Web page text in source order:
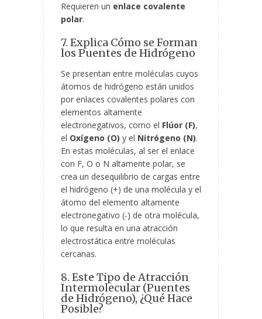
Requieren un enlace covalente
polar.
7. Explica Cómo se Forman
los Puentes de Hidrógeno
Se presentan entre moléculas cuyos
átomos de hidrógeno están unidos
por enlaces covalentes polares con
elementos altamente
electronegativos, como el Flúor (F),
el Oxígeno (O) y el Nitrógeno (N).
En estas moléculas, al ser el enlace
con F, O o N altamente polar, se
crea un desequilibrio de cargas entre
el hidrógeno (+) de una molécula y el
átomo del elemento altamente
electronegativo (-) de otra molécula,
lo que resulta en una atracción
electrostática entre moléculas
cercanas.
8. Este Tipo de Atracción
Intermolecular (Puentes
de Hidrógeno), ¿Qué Hace
Posible?